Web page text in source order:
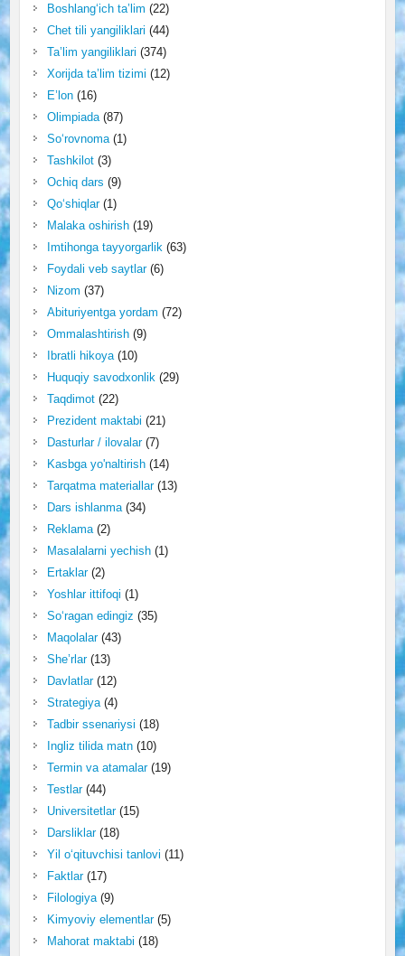
Boshlang‘ich ta’lim (22)
Chet tili yangiliklari (44)
Ta’lim yangiliklari (374)
Xorijda ta’lim tizimi (12)
E’lon(16)
Olimpiada(87)
So‘rovnoma(1)
Tashkilot(3)
Ochiq dars (9)
Qo‘shiqlar(1)
Malaka oshirish(19)
Imtihonga tayyorgarlik (63)
Foydali veb saytlar(6)
Nizom (37)
Abituriyentga yordam (72)
Ommalashtirish(9)
Ibratli hikoya(10)
Huquqiy savodxonlik (29)
Taqdimot(22)
Prezident maktabi (21)
Dasturlar / ilovalar(7)
Kasbga yo'naltirish(14)
Tarqatma materiallar(13)
Dars ishlanma(34)
Reklama(2)
Masalalarni yechish(1)
Ertaklar(2)
Yoshlar ittifoqi (1)
So‘ragan edingiz (35)
Maqolalar(43)
She’rlar(13)
Davlatlar(12)
Strategiya(4)
Tadbir ssenariysi (18)
Ingliz tilida matn(10)
Termin va atamalar(19)
Testlar(44)
Universitetlar(15)
Darsliklar(18)
Yil o‘qituvchisi tanlovi (11)
Faktlar(17)
Filologiya(9)
Kimyoviy elementlar(5)
Mahorat maktabi (18)